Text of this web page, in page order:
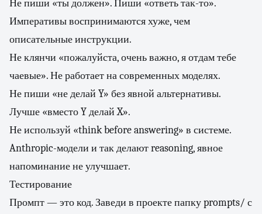
Не пиши «ты должен». Пиши «ответь так-то».
Императивы воспринимаются хуже, чем
описательные инструкции.
Не клянчи «пожалуйста, очень важно, я отдам тебе
чаевые». Не работает на современных моделях.
Не пиши «не делай Y» без явной альтернативы.
Лучше «вместо Y делай X».
Не используй «think before answering» в системе.
Anthropic-модели и так делают reasoning, явное
напоминание не улучшает.
Тестирование
Промпт — это код. Заведи в проекте папку prompts/ с